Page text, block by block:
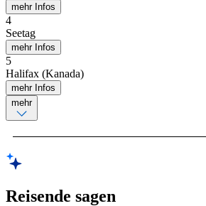
mehr Infos
4
Seetag
mehr Infos
5
Halifax (Kanada)
mehr Infos
mehr
Reisende sagen